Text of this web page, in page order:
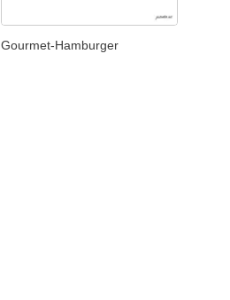
Gourmet-Hamburger